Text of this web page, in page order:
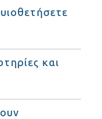
και